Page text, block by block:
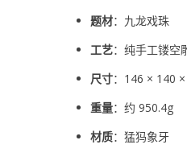
题材：九龙戏珠
工艺：纯手工镂空
尺寸：146 × 140
重量：约 950.4g
材质：猛犸象牙